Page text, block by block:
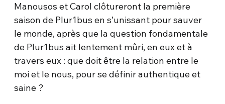
Manousos et Carol clôtureront la première
saison de Plur1bus en s’unissant pour sauver
le monde, après que la question fondamentale
de Plur1bus ait lentement mûri, en eux et à
travers eux : que doit être la relation entre le
moi et le nous, pour se définir authentique et
saine ?